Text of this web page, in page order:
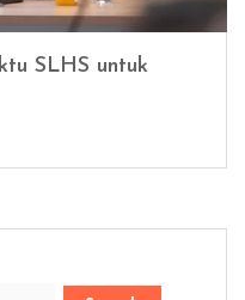
SLHS untuk